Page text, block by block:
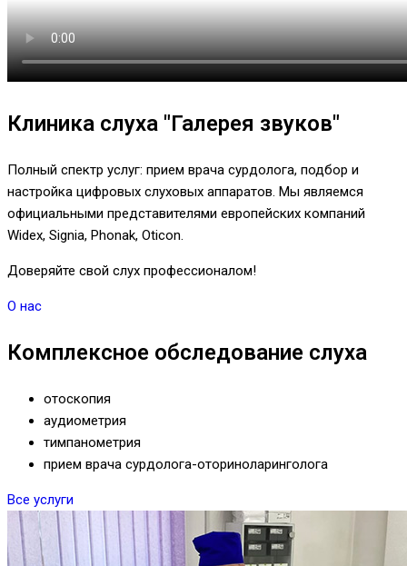
Клиника слуха "Галерея звуков"
Полный спектр услуг: прием врача сурдолога, подбор и
настройка цифровых слуховых аппаратов. Мы являемся
официальными представителями европейских компаний
Widex, Signia, Phonak, Oticon.
Доверяйте свой слух профессионалом!
О нас
Комплексное обследование слуха
отоскопия
аудиометрия
тимпанометрия
прием врача сурдолога-оториноларинголога
Все услуги